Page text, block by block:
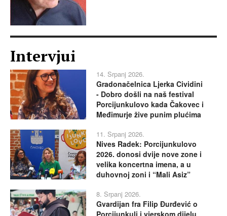
Intervjui
14. Srpanj 2026.
Gradonačelnica Ljerka Cividini
- Dobro došli na naš festival
Porcijunkulovo kada Čakovec i
Međimurje žive punim plućima
11. Srpanj 2026.
Nives Radek: Porcijunkulovo
2026. donosi dvije nove zone i
velika koncertna imena, a u
duhovnoj zoni i “Mali Asiz”
8. Srpanj 2026.
Gvardijan fra Filip Đurđević o